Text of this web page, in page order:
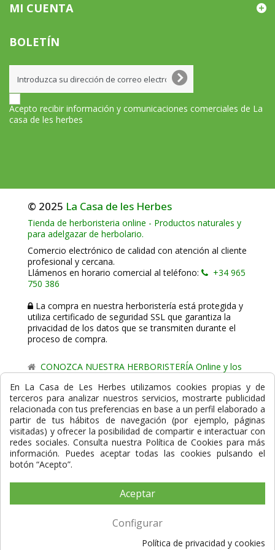
MI CUENTA
BOLETÍN
Acepto recibir información y comunicaciones comerciales de La
casa de les herbes
© 2025 La Casa de les Herbes
Tienda de herboristeria online - Productos naturales y
para adelgazar de herbolario.
Comercio electrónico de calidad con atención al cliente
profesional y cercana.
Llámenos en horario comercial al teléfono:
+34 965
750 386
La compra en nuestra herboristería está protegida y
utiliza certificado de seguridad SSL que garantiza la
privacidad de los datos que se transmiten durante el
proceso de compra.
CONOZCA NUESTRA HERBORISTERÍA Online y los
Powered byGesdi.com E-Commerce - Tiendas online
profesionales y seguras
Formas de Pago
Compra Segura
En La Casa de Les Herbes utilizamos cookies propias y de
terceros para analizar nuestros servicios, mostrarte publicidad
relacionada con tus preferencias en base a un perfil elaborado a
partir de tus hábitos de navegación (por ejemplo, páginas
visitadas) y ofrecer la posibilidad de compartir e interactuar con
redes sociales. Consulta nuestra Política de Cookies para más
información. Puedes aceptar todas las cookies pulsando el
botón “Acepto”.
Aceptar
Configurar
Política de privacidad y cookies